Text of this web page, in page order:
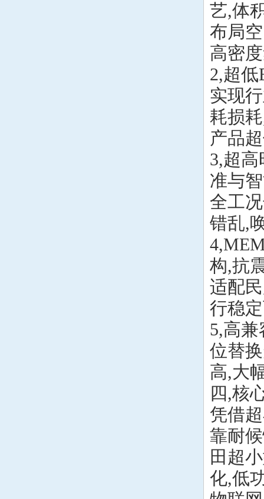
艺,体
布局
高密
2,超
实现
耗损
产品
3,超
准与
全工
错乱,
构,抗
适配
行稳
5,高
位替
高,大
四,核
凭借
靠耐
田超
化,低